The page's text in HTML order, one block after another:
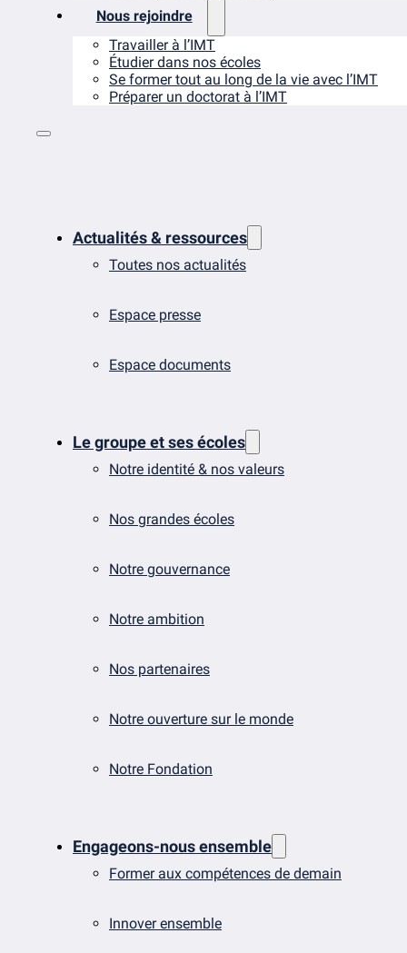
Nous rejoindre
Travailler à l’IMT
Étudier dans nos écoles
Se former tout au long de la vie avec l’IMT
Préparer un doctorat à l’IMT
Actualités & ressources
Toutes nos actualités
Espace presse
Espace documents
Le groupe et ses écoles
Notre identité & nos valeurs
Nos grandes écoles
Notre gouvernance
Notre ambition
Nos partenaires
Notre ouverture sur le monde
Notre Fondation
Engageons-nous ensemble
Former aux compétences de demain
Innover ensemble